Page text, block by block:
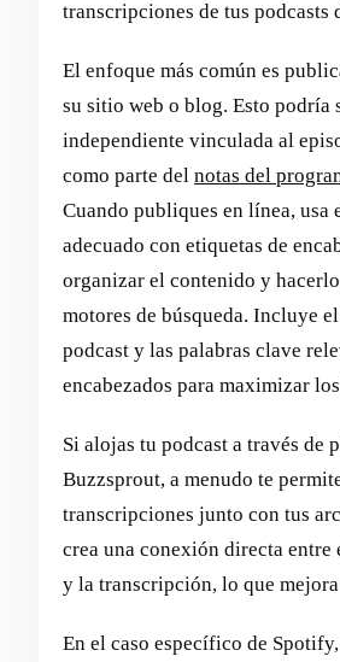
transcripciones de tus podcasts
El enfoque más común es
su sitio web o blog. Esto podría
independiente vinculada al
como parte del notas del
Cuando publiques en línea,
adecuado con etiquetas de
organizar el contenido y
motores de búsqueda. Incluye
podcast y las palabras clave
encabezados para maximizar
Si alojas tu podcast a través de
Buzzsprout, a menudo te
transcripciones junto con tus
crea una conexión directa entre
y la transcripción, lo que
En el caso específico de